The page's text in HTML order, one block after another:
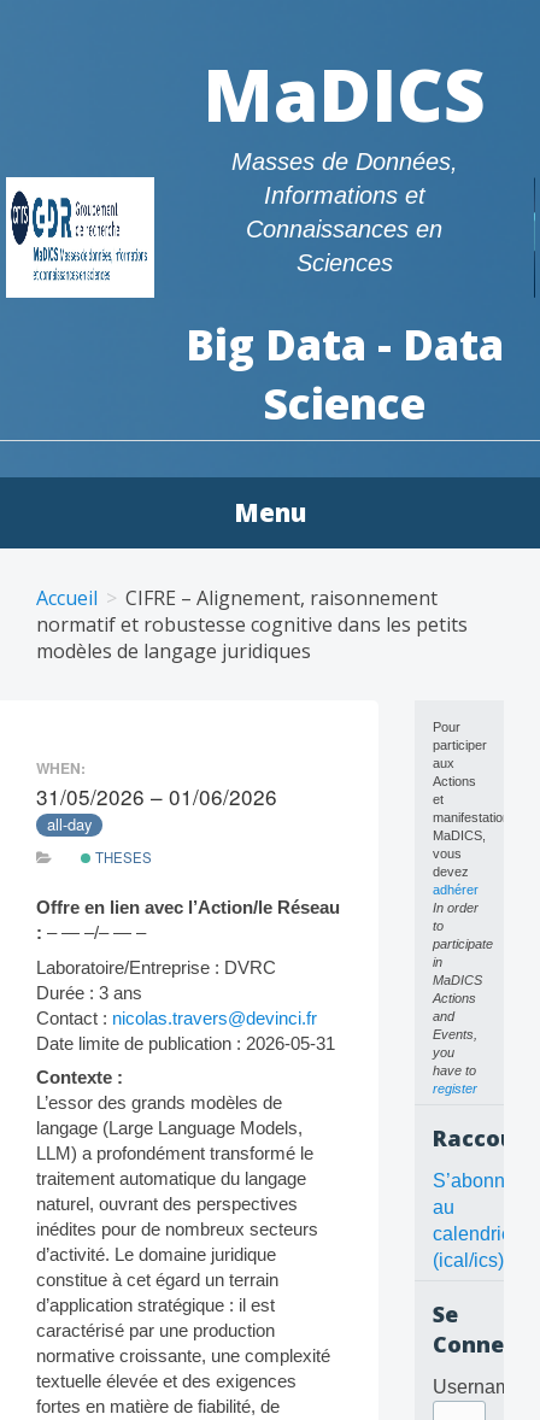
MaDICS
Masses de Données,
Informations et
Connaissances en
Sciences
Big Data - Data
Science
Menu
content
Accueil
CIFRE – Alignement, raisonnement
normatif et robustesse cognitive dans les petits
modèles de langage juridiques
WHEN:
31/05/2026 – 01/06/2026
all-day
THESES
Offre en lien avec l’Action/le Réseau
: – — –/– — –
Laboratoire/Entreprise : DVRC
Durée : 3 ans
Contact : nicolas.travers@devinci.fr
Date limite de publication : 2026-05-31
Contexte :
L’essor des grands modèles de
langage (Large Language Models,
LLM) a profondément transformé le
traitement automatique du langage
naturel, ouvrant des perspectives
inédites pour de nombreux secteurs
d’activité. Le domaine juridique
constitue à cet égard un terrain
d’application stratégique : il est
caractérisé par une production
normative croissante, une complexité
textuelle élevée et des exigences
fortes en matière de fiabilité, de
Pour
participer
aux
Actions
et
manifestations
MaDICS,
vous
devez
adhérer
In order
to
participate
in
MaDICS
Actions
and
Events,
you
have to
register
S’abonner
au
calendrier
(ical/ics)
Se
Username